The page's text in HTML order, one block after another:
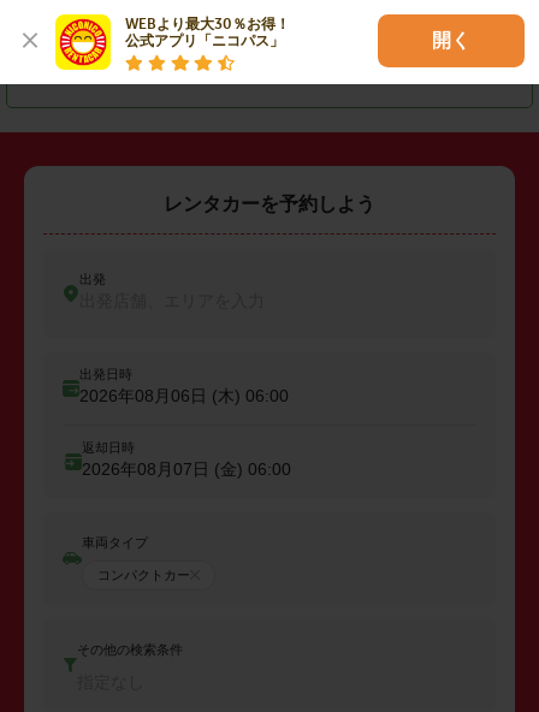
WEBより最大30％お得！
公式アプリ「ニコパス」
開く
南さつま市 ・種子島 ・
奄美大島
レンタカーを予約しよう
出発
出発日時
2026年08月06日 (木) 06:00
返却日時
2026年08月07日 (金) 06:00
車両タイプ
コンパクトカー
その他の検索条件